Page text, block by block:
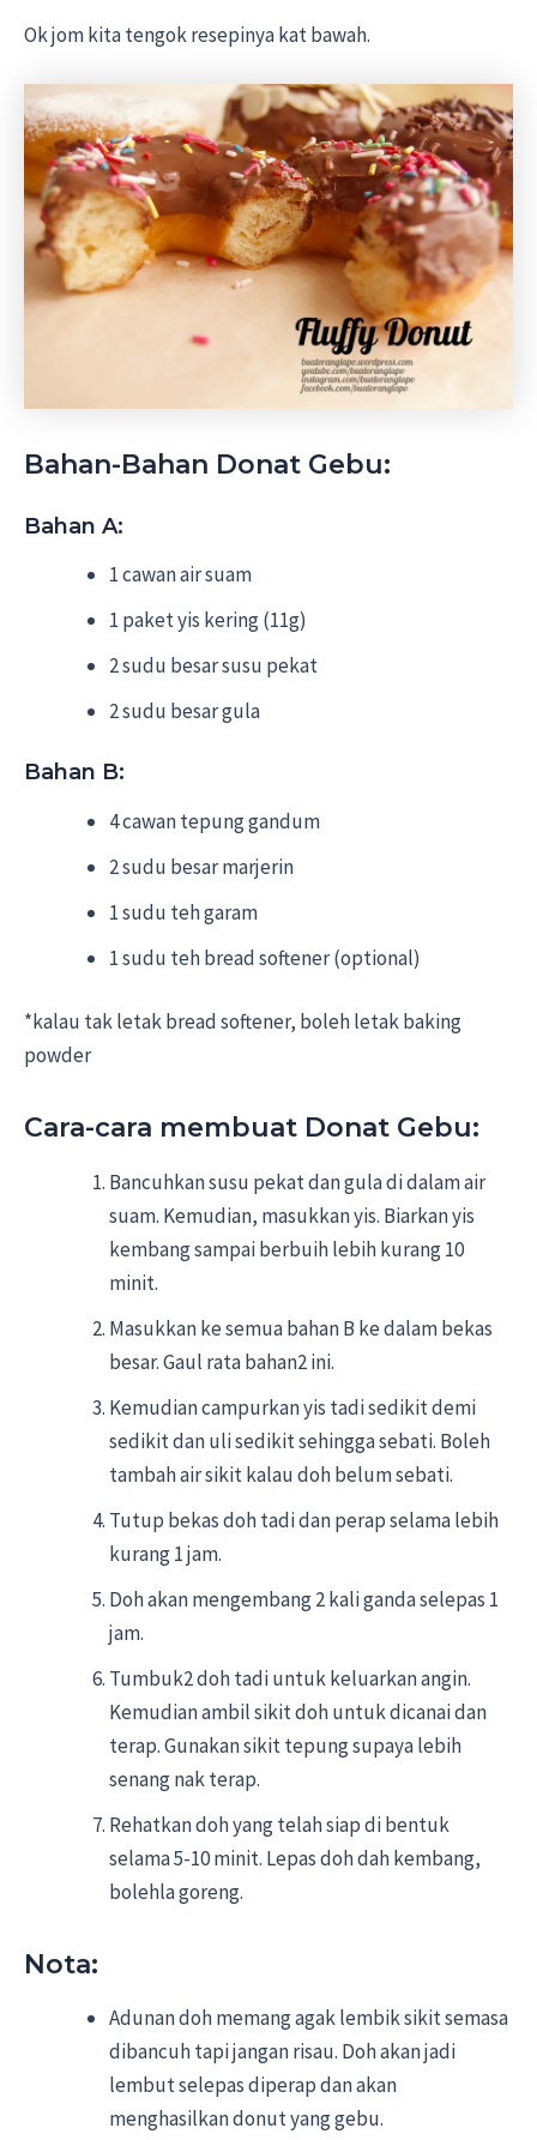
Ok jom kita tengok resepinya kat bawah.
Bahan-Bahan Donat Gebu:
Bahan A:
1 cawan air suam
1 paket yis kering (11g)
2 sudu besar susu pekat
2 sudu besar gula
Bahan B:
4 cawan tepung gandum
2 sudu besar marjerin
1 sudu teh garam
1 sudu teh bread softener (optional)
*kalau tak letak bread softener, boleh letak baking
powder
Cara-cara membuat Donat Gebu:
Bancuhkan susu pekat dan gula di dalam air
suam. Kemudian, masukkan yis. Biarkan yis
kembang sampai berbuih lebih kurang 10
minit.
Masukkan ke semua bahan B ke dalam bekas
besar. Gaul rata bahan2 ini.
Kemudian campurkan yis tadi sedikit demi
sedikit dan uli sedikit sehingga sebati. Boleh
tambah air sikit kalau doh belum sebati.
Tutup bekas doh tadi dan perap selama lebih
kurang 1 jam.
Doh akan mengembang 2 kali ganda selepas 1
jam.
Tumbuk2 doh tadi untuk keluarkan angin.
Kemudian ambil sikit doh untuk dicanai dan
terap. Gunakan sikit tepung supaya lebih
senang nak terap.
Rehatkan doh yang telah siap di bentuk
selama 5-10 minit. Lepas doh dah kembang,
bolehla goreng.
Nota:
Adunan doh memang agak lembik sikit semasa
dibancuh tapi jangan risau. Doh akan jadi
lembut selepas diperap dan akan
menghasilkan donut yang gebu.